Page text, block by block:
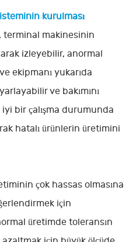
kurulması
terminal makinesinin
izleyebilir, anormal
ekipmanı yukarıda
ve bakımını
bir çalışma durumunda
hatalı ürünlerin üretimini
çok hassas olmasına
için
üretimde toleransın